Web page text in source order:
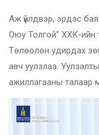
Аж үйлдвэр, эрдэс
Оюу Толгой” ХХК-ийн
Төлөөлөн удирдах
авч уулзлаа.
ажиллагааны талаар